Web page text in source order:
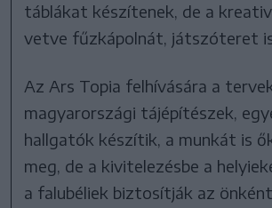
táblákat készítenek, de a
vetve fűzkápolnát, játszóteret
Az Ars Topia felhívására a
magyarországi tájépítészek,
hallgatók készítik, a munkát is
meg, de a kivitelezésbe a
a falubéliek biztosítják az